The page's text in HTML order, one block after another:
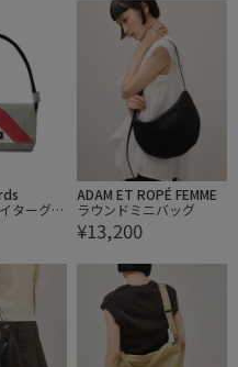
ターグ L
BAG S
ADAM ET ROPÉ FEMME
ラウンドミニバッグ
¥13,200